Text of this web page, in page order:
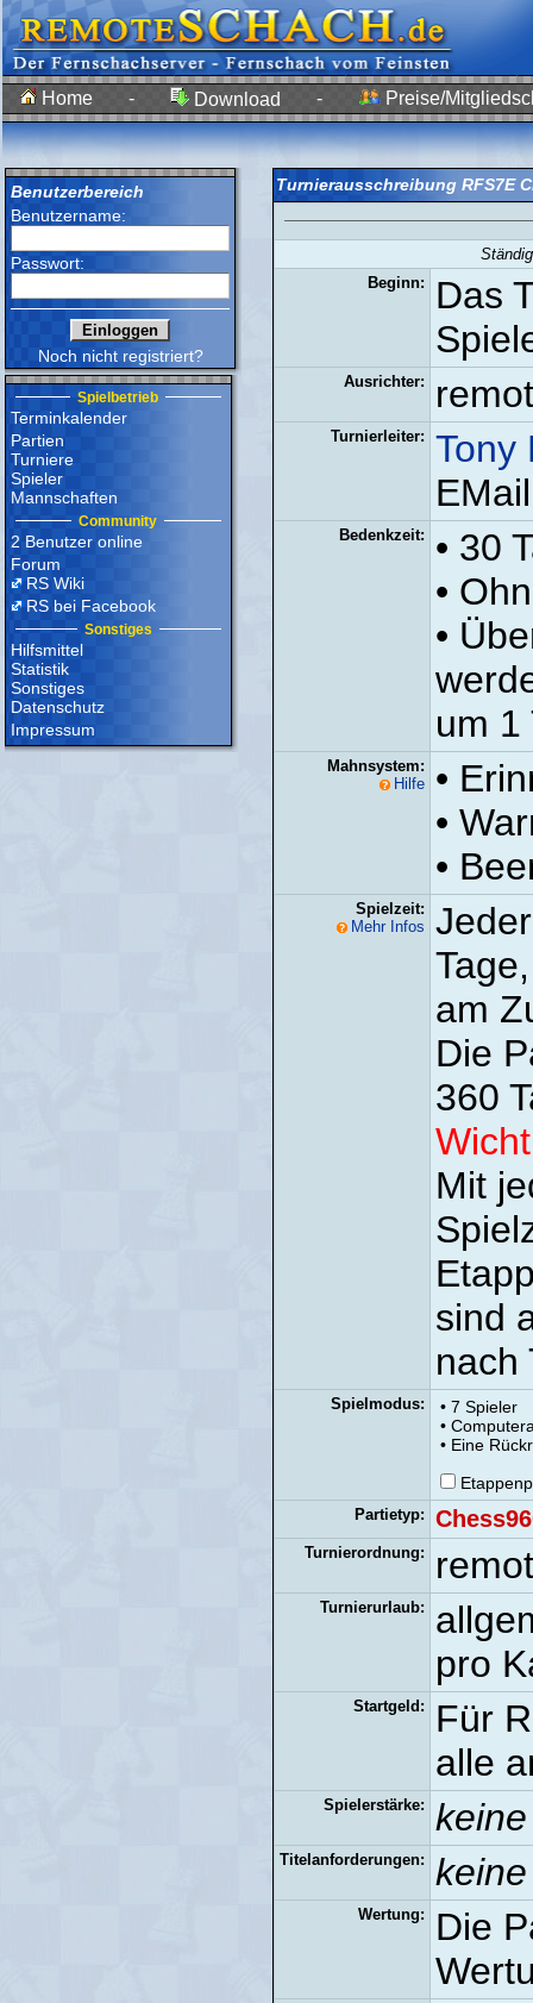
Home - Download - Preise/
Benutzerbereich
Benutzername:
Passwort:
Noch nicht registriert?
Spielbetrieb
Terminkalender
Partien
Turniere
Spieler
Mannschaften
Community
2 Benutzer online
Forum
RS Wiki
RS bei Facebook
Sonstiges
Hilfsmittel
Statistik
Sonstiges
Datenschutz
Impressum
Turnierausschreibung RFS7E
Beginn:
Das
Ausrichter:
Turnierleiter:
Tony
Bedenkzeit:
• 30
•
•
um 1
Mahnsystem:
Hilfe
•
•
•
Spielzeit:
Mehr Infos
am
Die
360
Mit
sind
nach
Spielmodus:
• 7 Spieler
•
• Eine
Partietyp:
Turnierordnung:
Turnierurlaub:
pro
Startgeld:
Für
alle
Spielerstärke:
Titelanforderungen:
Wertung:
Die